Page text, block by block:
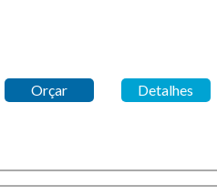
Orçar Detalhes